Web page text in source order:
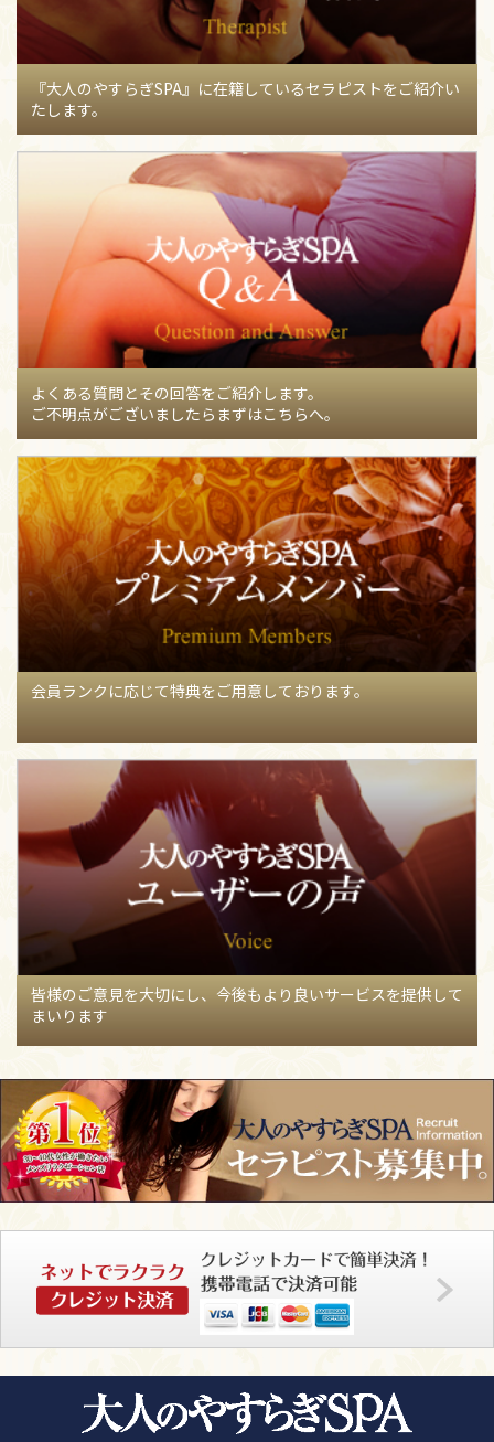
【07月30日】
一ヶ月経ちましたー(*^^*)
グ】
【07月30日】
7月も素敵な出会いをありがとうございました
(՞˶ᵒ̴̶̷᷄꒳ᵒ̴̶̷᷅˶՞) 【間宮マキのブログ】
55
宮マキのブログ】
【07月29日】
今夏は…これで… ⁝(ᵒ̴̶̷᷄⌑ ᵒ̴̶̷᷅ )⁝【間宮マキのブロ
55
【07月29日】
暑さ厳しい中のご来店を心より感謝致します❤
【藤井まきのブログ】
89
【07月28日】8月の出勤日です！【奥居みことのブログ】
55
【07月28日】8月の出勤予定です♪(*´꒳`*)
【07月28日】明日7/29キャンセルが出たみたいです！【間
宮マキのブログ】
73
【07月28日】8月スケジュールのお知らせʕ•ᴥ•ʔ【蒼井いお
りのブログ】
100
【07月28日】
7/2お会いした方々へ(*>ᴗ<*) 【間宮マキのブ
ログ】
【07月27日】27日の関西弁のダンディさま♡【三井まやの
ブログ】
57
【07月27日】27日のJさま♡【三井まやのブログ】
73
【07月27日】
【和歌月みおのブログ】
【07月27日】
7/26 Y様、N様、リピートY様 ありがとうござ
いました❤︎
【奥居みことのブログ】
62
【07月27日】
活動的になれそう✧*｡٩(ˊωˋ*)و✧*｡【間宮マ
76
【07月26日】
ブログ】
89
【07月26日】
グ】
85
【07月26日】 花火大会 【武井あやのブログ】
70
【07月26日】 キャンセルのお知らせ
【桃井みつきのブロ
グ】
64
8月出勤日⟡.· 【阿乃あんなのブログ】
84
【07月26日】8月出勤予定、土日出勤もあります⸜(*ˊᗜˋ*)⸝
【間宮マキのブログ】
88
85
【07月25日】明日（7/26）枠空いてます！ みこと【奥居み
『大人のやすらぎSPA』に在籍しているセラピストをご紹介い
たします。
よくある質問とその回答をご紹介します。
ご不明点がございましたらまずはこちらへ。
会員ランクに応じて特典をご用意しております。
皆様のご意見を大切にし、今後もより良いサービスを提供して
まいります